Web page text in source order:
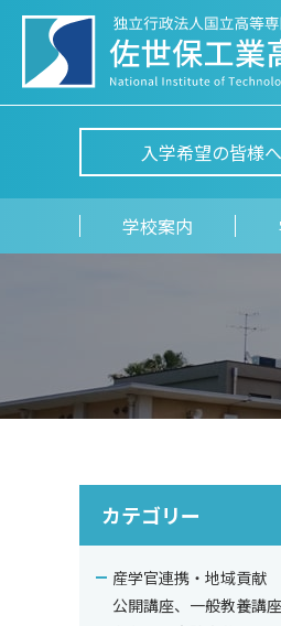
入学希望の皆様へ
学校案内
カテゴリー
産学官連携・地域貢献
公開講座、一般教養講座